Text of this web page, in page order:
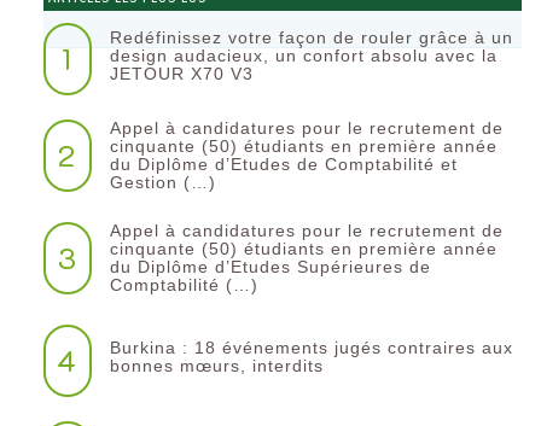
1
Redéfinissez votre façon de rouler grâce à un
design audacieux, un confort absolu avec la
JETOUR X70 V3
2
Appel à candidatures pour le recrutement de
cinquante (50) étudiants en première année
du Diplôme d’Etudes de Comptabilité et
Gestion (…)
3
Appel à candidatures pour le recrutement de
cinquante (50) étudiants en première année
du Diplôme d’Etudes Supérieures de
Comptabilité (…)
4
Burkina : 18 événements jugés contraires aux
bonnes mœurs, interdits